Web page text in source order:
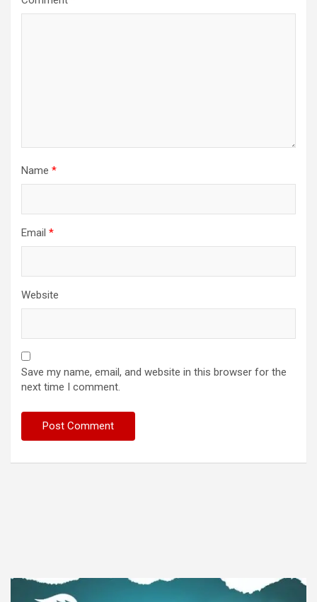
Name *
Email *
Website
Save my name, email, and website in this browser for the
next time I comment.